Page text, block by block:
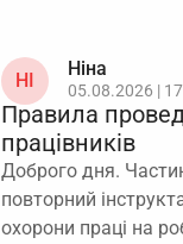
НІ
Ніна
05.08.2026 |
Правила
працівників
Доброго дня.
повторний
охорони праці на